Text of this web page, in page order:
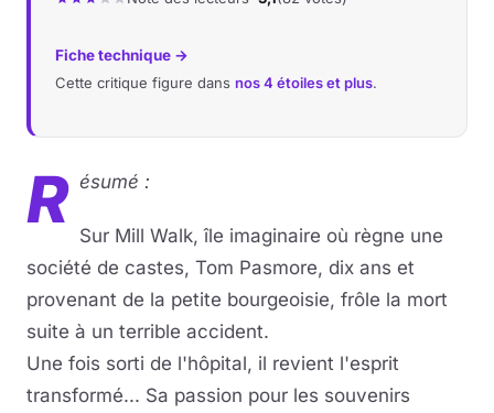
Fiche technique →
Cette critique figure dans nos 4 étoiles et plus.
R ésumé :
Sur Mill Walk, île imaginaire où règne une
société de castes, Tom Pasmore, dix ans et
provenant de la petite bourgeoisie, frôle la mort
suite à un terrible accident.
Une fois sorti de l'hôpital, il revient l'esprit
transformé... Sa passion pour les souvenirs